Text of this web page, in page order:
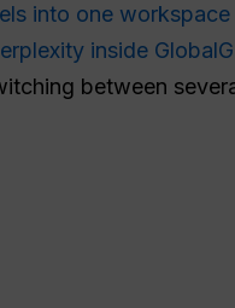
into one workspace
inside
between